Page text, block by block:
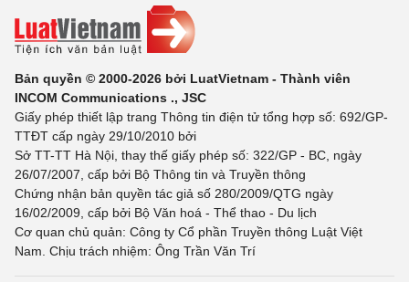
Bản quyền © 2000-2026 bởi LuatVietnam - Thành viên
INCOM Communications ., JSC
Giấy phép thiết lập trang Thông tin điện tử tổng hợp số: 692/GP-
TTĐT cấp ngày 29/10/2010 bởi
Sở TT-TT Hà Nội, thay thế giấy phép số: 322/GP - BC, ngày
26/07/2007, cấp bởi Bộ Thông tin và Truyền thông
Chứng nhận bản quyền tác giả số 280/2009/QTG ngày
16/02/2009, cấp bởi Bộ Văn hoá - Thể thao - Du lịch
Cơ quan chủ quản: Công ty Cổ phần Truyền thông Luật Việt
Nam. Chịu trách nhiệm: Ông Trần Văn Trí